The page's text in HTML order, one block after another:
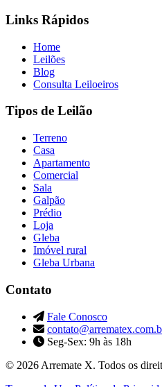
Links Rápidos
Home
Leilões
Blog
Consulta Leiloeiros
Tipos de Leilão
Terreno
Casa
Apartamento
Comercial
Sala
Galpão
Prédio
Loja
Gleba
Imóvel rural
Gleba Urbana
Contato
Fale Conosco
Seg-Sex: 9h às 18h
© 2026 Arremate X. Todos os